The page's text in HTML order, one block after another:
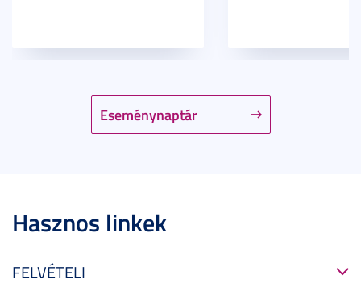
Eseménynaptár
Hasznos linkek
FELVÉTELI